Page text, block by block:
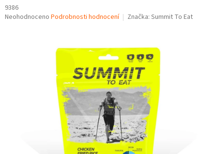
9386
Průměrné
Neohodnoceno Podrobnosti hodnocení Značka: Summit To Eat